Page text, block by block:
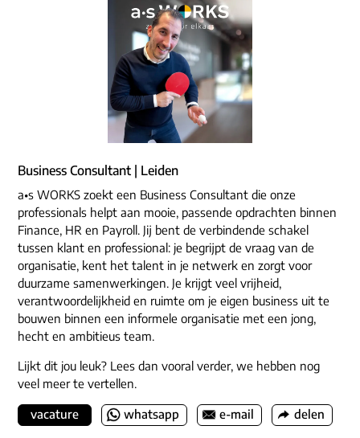
Business Consultant | Leiden
a•s WORKS zoekt een Business Consultant die onze
professionals helpt aan mooie, passende opdrachten binnen
Finance, HR en Payroll. Jij bent de verbindende schakel
tussen klant en professional: je begrijpt de vraag van de
organisatie, kent het talent in je netwerk en zorgt voor
duurzame samenwerkingen. Je krijgt veel vrijheid,
verantwoordelijkheid en ruimte om je eigen business uit te
bouwen binnen een informele organisatie met een jong,
hecht en ambitieus team.
Lijkt dit jou leuk? Lees dan vooral verder, we hebben nog
veel meer te vertellen.
vacature whatsapp e-mail delen